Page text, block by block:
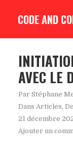
CODE AND
AVEC LE
Par Stéphane
Dans Articles,
21 décembre
Ajouter un